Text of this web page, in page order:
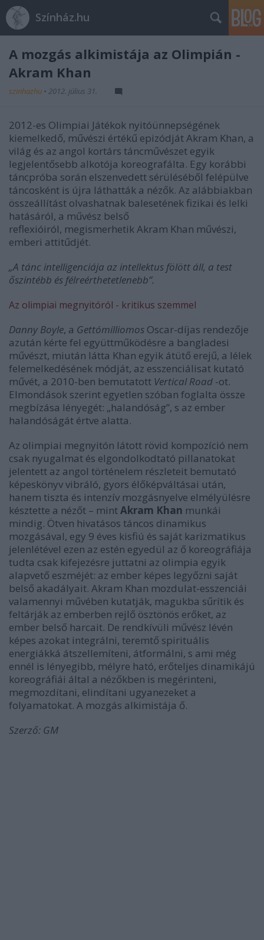
Színház.hu
A mozgás alkimistája az Olimpián -
Akram Khan
szinhazhu • 2012. július 31.
2012-es Olimpiai Játékok nyitóünnepségének
kiemelkedő, művészi értékű epizódját Akram Khan, a
világ és az angol kortárs táncművészet egyik
legjelentősebb alkotója koreografálta. Egy korábbi
táncpróba során elszenvedett sérüléséből felépülve
táncosként is újra láthatták a nézők. Az alábbiakban
összeállítást olvashatnak balesetének fizikai és lelki
hatásáról, a művész belső
reflexióiról, megismerhetik Akram Khan művészi,
emberi attitűdjét.
„A tánc intelligenciája az intellektus fölött áll, a test
őszintébb és félreérthetetlenebb”.
Az olimpiai megnyitóról - kritikus szemmel
Danny Boyle, a Gettómilliomos Oscar-díjas rendezője
azután kérte fel együttműködésre a bangladesi
művészt, miután látta Khan egyik átütő erejű, a lélek
felemelkedésének módját, az esszenciálisat kutató
művét, a 2010-ben bemutatott Vertical Road -ot.
Elmondások szerint egyetlen szóban foglalta össze
megbízása lényegét: „halandóság”, s az ember
halandóságát értve alatta.
Az olimpiai megnyitón látott rövid kompozíció nem
csak nyugalmat és elgondolkodtató pillanatokat
jelentett az angol történelem részleteit bemutató
képeskönyv vibráló, gyors élőképváltásai után,
hanem tiszta és intenzív mozgásnyelve elmélyülésre
késztette a nézőt – mintAkram Khan munkái
mindig. Ötven hivatásos táncos dinamikus
mozgásával, egy 9 éves kisfiú és saját karizmatikus
jelenlétével ezen az estén egyedül az ő koreográfiája
tudta csak kifejezésre juttatni az olimpia egyik
alapvető eszméjét: az ember képes legyőzni saját
belső akadályait. Akram Khan mozdulat-esszenciái
valamennyi művében kutatják, magukba sűrítik és
feltárják az emberben rejlő ösztönös erőket, az
ember belső harcait. De rendkívüli művész lévén
képes azokat integrálni, teremtő spirituális
energiákká átszellemíteni, átformálni, s ami még
ennél is lényegibb, mélyre ható, erőteljes dinamikájú
koreográfiái által a nézőkben is megérinteni,
megmozdítani, elindítani ugyanezeket a
folyamatokat. A mozgás alkimistája ő.
Szerző: GM